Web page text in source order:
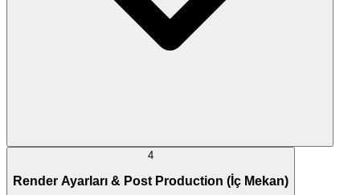
4
Render Ayarları & Post Production (İç Mekan)